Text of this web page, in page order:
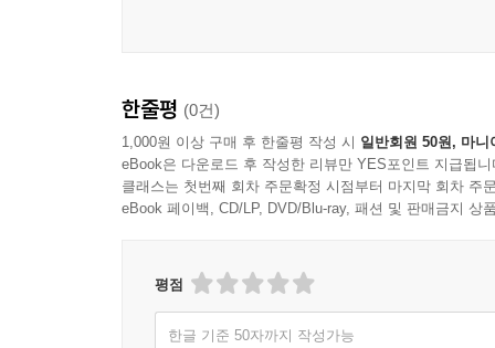
한줄평 (0건)
1,000원 이상 구매 후 한줄평 작성 시 일반회원 50원, 마니
eBook은 다운로드 후 작성한 리뷰만 YES포인트 지급됩니
클래스는 첫번째 회차 주문확정 시점부터 마지막 회차 주
eBook 페이백, CD/LP, DVD/Blu-ray, 패션 및 판매금지 상
평점
한글 기준 50자까지 작성가능